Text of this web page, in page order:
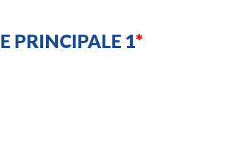
PRINCIPALE 1